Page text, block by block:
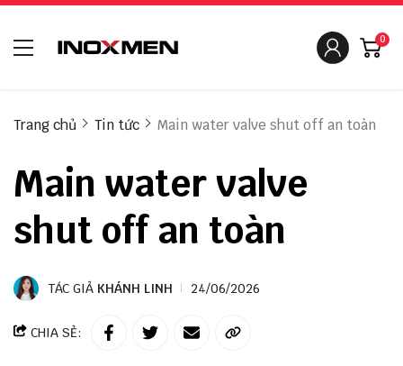
0
Trang chủ Tin tức Main water valve shut off an toàn
Main water valve
shut off an toàn
TÁC GIẢ KHÁNH LINH 24/06/2026
CHIA SẺ: